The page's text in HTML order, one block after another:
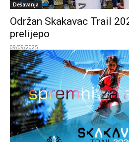
Dešavanja
Održan Skakavac Trail
prelijepo
09/09/2025